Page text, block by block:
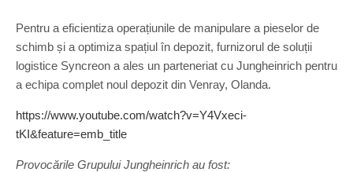
Pentru a eficientiza operațiunile de manipulare a pieselor de
schimb și a optimiza spațiul în depozit, furnizorul de soluții
logistice Syncreon a ales un parteneriat cu Jungheinrich pentru
a echipa complet noul depozit din Venray, Olanda.
https://www.youtube.com/watch?v=Y4Vxeci-
tKI&feature=emb_title
Provocările Grupului Jungheinrich au fost: